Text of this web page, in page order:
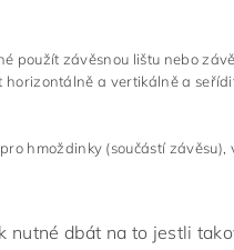
použít závěsnou lištu nebo
a vertikálně a
hmoždinky (součástí závěsu),
nutné dbát na to jestli